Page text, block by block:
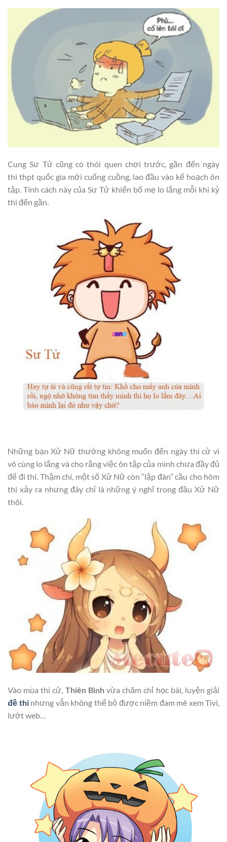
Cung Sư Tử cũng có thói quen chơi trước, gần đến ngày
thi thpt quốc gia mới cuống cuồng, lao đầu vào kế hoạch ôn
tập. Tính cách này của Sư Tử khiến bố mẹ lo lắng mỗi khi kỳ
thi đến gần.
Những bạn Xử Nữ thường không muốn đến ngày thi cử vì
vô cùng lo lắng và cho rằng việc ôn tập của mình chưa đầy đủ
để đi thi. Thậm chí, một số Xử Nữ còn “lập đàn” cầu cho hôm
thi xảy ra nhưng đây chỉ là những ý nghĩ trong đầu Xử Nữ
thôi.
Vào mùa thi cử, Thiên Bìnhvừa chăm chỉ học bài, luyện giải
đề thi nhưng vẫn không thể bỏ được niềm đam mê xem Tivi,
lướt web…